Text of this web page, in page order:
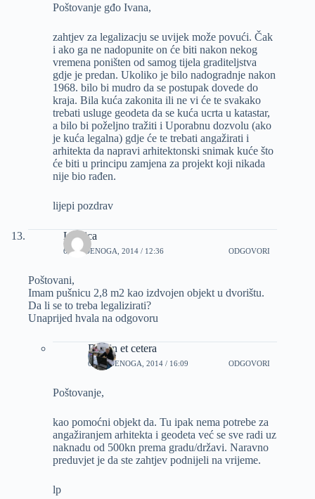
Poštovanje gđo Ivana,
zahtjev za legalizacju se uvijek može povući. Čak
i ako ga ne nadopunite on će biti nakon nekog
vremena poništen od samog tijela graditeljstva
gdje je predan. Ukoliko je bilo nadogradnje nakon
1968. bilo bi mudro da se postupak dovede do
kraja. Bila kuća zakonita ili ne vi će te svakako
trebati usluge geodeta da se kuća ucrta u katastar,
a bilo bi poželjno tražiti i Uporabnu dozvolu (ako
je kuća legalna) gdje će te trebati angažirati i
arhitekta da napravi arhitektonski snimak kuće što
će biti u principu zamjena za projekt koji nikada
nije bio rađen.
lijepi pozdrav
Ljubica
6 STUDENOGA, 2014 / 12:36 ODGOVORI
Poštovani,
Imam pušnicu 2,8 m2 kao izdvojen objekt u dvorištu.
Da li se to treba legalizirati?
Unaprijed hvala na odgovoru
Dizajn et cetera
6 STUDENOGA, 2014 / 16:09 ODGOVORI
Poštovanje,
kao pomoćni objekt da. Tu ipak nema potrebe za
angažiranjem arhitekta i geodeta već se sve radi uz
naknadu od 500kn prema gradu/državi. Naravno
preduvjet je da ste zahtjev podnijeli na vrijeme.
lp